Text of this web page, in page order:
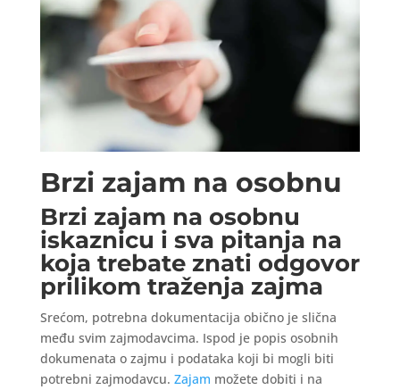
Brzi zajam na osobnu
Brzi zajam na osobnu
iskaznicu i sva pitanja na
koja trebate znati odgovor
prilikom traženja zajma
Srećom, potrebna dokumentacija obično je slična
među svim zajmodavcima. Ispod je popis osobnih
dokumenata o zajmu i podataka koji bi mogli biti
potrebni zajmodavcu. Zajam možete dobiti i na